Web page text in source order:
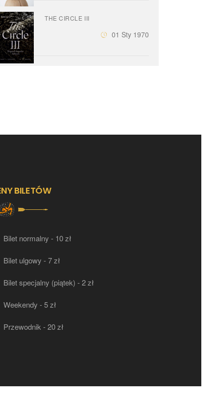
THE CIRCLE III
01 Sty 1970
BILETÓW
Bilet normalny - 10 zł
Bilet ulgowy - 7 zł
Bilet specjalny (piątek) - 2 zł
Weekendy - 5 zł
Przewodnik - 20 zł